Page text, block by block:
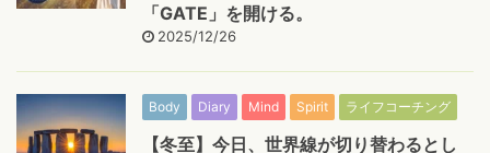
「GATE」を開ける。
2025/12/26
Body Diary Mind Spirit ライフコーチング
【冬至】今日、世界線が切り替わるとし